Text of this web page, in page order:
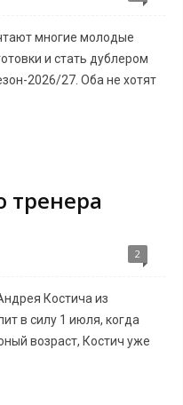
многие молодые
и стать дублером
2026/27. Оба не хотят
тренера
2
Костича из
в силу 1 июля, когда
возраст, Костич уже